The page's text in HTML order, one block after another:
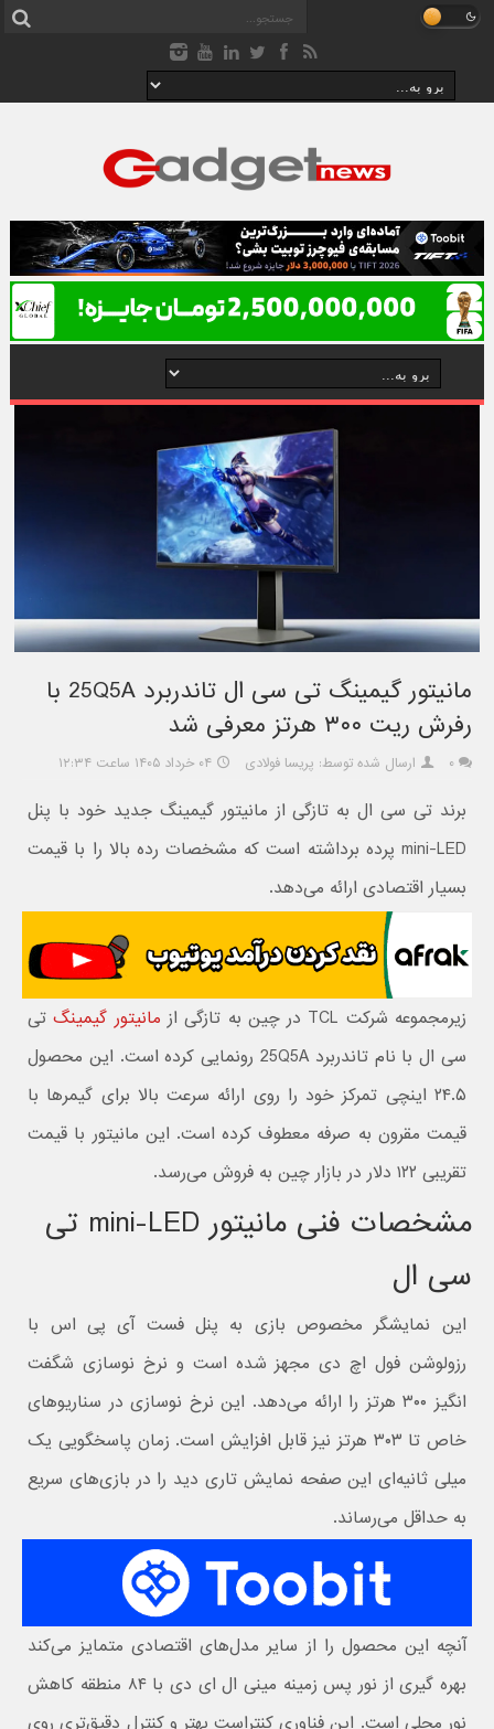
مانیتور گیمینگ تی سی ال تاندربرد 25Q5A با
رفرش ریت ۳۰۰ هرتز معرفی شد
۰ ارسال شده توسط: پریسا فولادی ۰۴ خرداد ۱۴۰۵ ساعت ۱۲:۳۴
برند تی سی ال به تازگی از مانیتور گیمینگ جدید خود با پنل
mini-LED پرده برداشته است که مشخصات رده بالا را با قیمت
بسیار اقتصادی ارائه می‌دهد.
زیرمجموعه شرکت TCL در چین به تازگی از مانیتور گیمینگتی
سی ال با نام تاندربرد 25Q5A رونمایی کرده است. این محصول
۲۴.۵ اینچی تمرکز خود را روی ارائه سرعت بالا برای گیمرها با
قیمت مقرون به صرفه معطوف کرده است. این مانیتور با قیمت
تقریبی ۱۲۲ دلار در بازار چین به فروش می‌رسد.
مشخصات فنی مانیتور mini-LED تی
سی ال
این نمایشگر مخصوص بازی به پنل فست آی پی اس با
رزولوشن فول اچ دی مجهز شده است و نرخ نوسازی شگفت
انگیز ۳۰۰ هرتز را ارائه می‌دهد. این نرخ نوسازی در سناریوهای
خاص تا ۳۰۳ هرتز نیز قابل افزایش است. زمان پاسخگویی یک
میلی ثانیه‌ای این صفحه نمایش تاری دید را در بازی‌های سریع
به حداقل می‌رساند.
آنچه این محصول را از سایر مدل‌های اقتصادی متمایز می‌کند
بهره گیری از نور پس زمینه مینی ال ای دی با ۸۴ منطقه کاهش
نور محلی است. این فناوری کنتراست بهتر و کنترل دقیق‌تری روی